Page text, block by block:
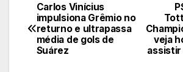
Navegação
de
veja
assistir
Carlos Vinícius
impulsiona Grêmio no
returno e ultrapassa
média de gols de
Suárez